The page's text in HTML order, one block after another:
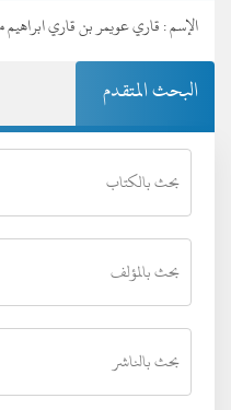
الإسم : قاري عويمر بن قاري
البحث المتقدم